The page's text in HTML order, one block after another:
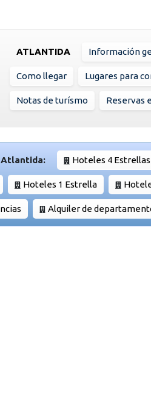
ATLANTIDA Información
Como llegar Lugares para
Notas de turísmo Reservas
Atlantida: Hoteles 4 Estrellas
Hoteles 1 Estrella
Alquiler de